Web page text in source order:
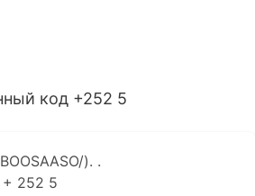
код +252 5
). .
252 5